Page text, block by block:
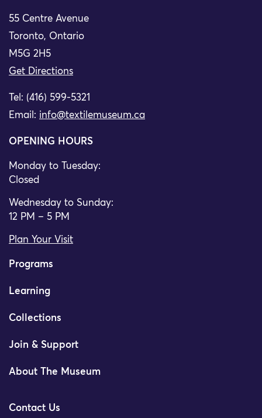
55 Centre Avenue
Toronto, Ontario
M5G 2H5
Get Directions
Tel: (416) 599-5321
Email: info@textilemuseum.ca
OPENING HOURS
Monday to Tuesday:
Closed
Wednesday to Sunday:
12 PM – 5 PM
Plan Your Visit
Programs
Learning
Collections
Join & Support
About The Museum
Contact Us